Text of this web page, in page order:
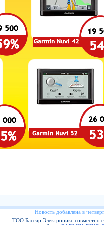
Новость добавлена в
ТОО Бассар Электроникс совместно